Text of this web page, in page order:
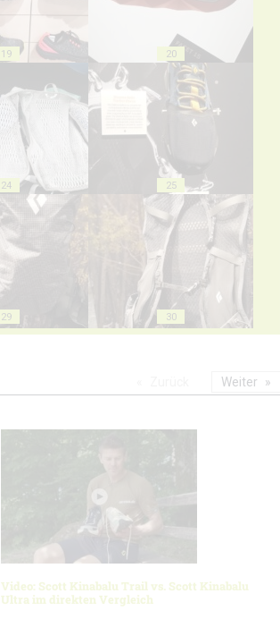
19 20
24 25
29 30
Video: Scott Kinabalu Trail vs. Scott Kinabalu
Ultra im direkten Vergleich
Weiter